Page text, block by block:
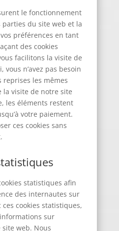
le fonctionnement
du site web et la
préférences en tant
des cookies
facilitons la visite de
vous n’avez pas besoin
les mêmes
visite de notre site
les éléments restent
votre paiement.
ces cookies sans
statistiques afin
des internautes sur
cookies statistiques,
sur
web. Nous